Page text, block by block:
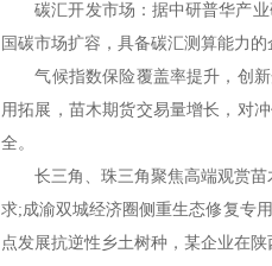
碳汇开发市场：据中研普华产业
国碳市场扩容，具备碳汇测算能力
气候指数保险覆盖率提升，创新
用拓展，苗木期货交易量增长，对
全。
长三角、珠三角聚焦高端观赏苗
求;成渝双城经济圈侧重生态修复专
点发展抗逆性乡土树种，某企业在